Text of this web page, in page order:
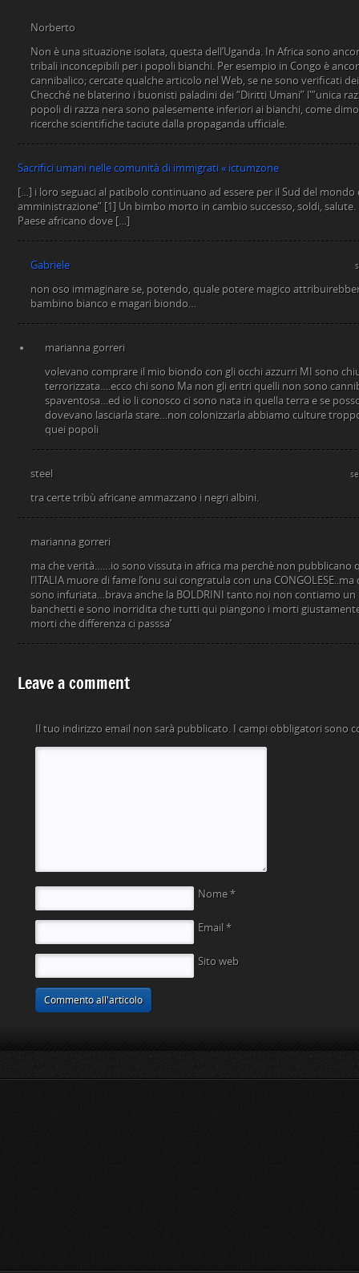
Norberto
Non è una situazione isolata, questa dell’Uganda. In Africa sono
tribali inconcepibili per i popoli bianchi. Per esempio in Congo è
cannibalico; cercate qualche articolo nel Web, se ne sono verificati
Checché ne blaterino i buonisti paladini dei “Diritti Umani” l'”unica
popoli di razza nera sono palesemente inferiori ai bianchi, come
ricerche scientifiche taciute dalla propaganda ufficiale.
Sacrifici umani nelle comunità di immigrati « ictumzone
[…] i loro seguaci al patibolo continuano ad essere per il Sud del mondo
amministrazione” [1] Un bimbo morto in cambio successo, soldi, salute.
Paese africano dove […]
Gabriele
non oso immaginare se, potendo, quale potere magico
bambino bianco e magari biondo…
marianna gorreri
volevano comprare il mio biondo con gli occhi azzurri MI sono
terrorizzata….ecco chi sono Ma non gli eritri quelli non sono
spaventosa…ed io li conosco ci sono nata in quella terra e se
dovevano lasciarla stare…non colonizzarla abbiamo culture
quei popoli
steel
tra certe tribù africane ammazzano i negri albini.
marianna gorreri
ma che verità……io sono vissuta in africa ma perchè non pubblicano
l’ITALIA muore di fame l’onu sui congratula con una
sono infuriata…brava anche la BOLDRINI tanto noi non contiamo un
banchetti e sono inorridita che tutti qui piangono i morti
morti che differenza ci passsa’
Leave a comment
Il tuo indirizzo email non sarà pubblicato. I campi obbligatori sono
Nome *
Email *
Sito web